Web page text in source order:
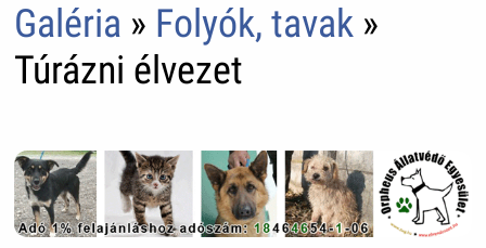
Galéria » Folyók, tavak»
Túrázni élvezet